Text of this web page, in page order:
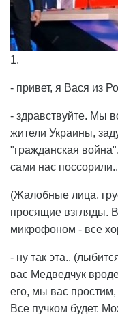
1.
- привет, я Вася из
- здравствуйте. Мы
жители Украины,
"гражданская
сами нас
(Жалобные лица,
просящие взгляды.
микрофоном - все
- ну так эта..
вас Медведчук
его, мы вас
Все пучком будет.